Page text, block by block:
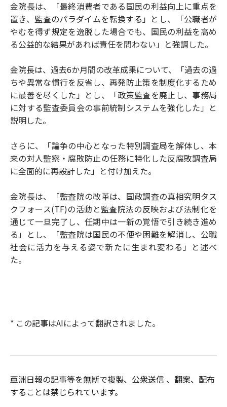
金院長は、「最終消費者である国民の利益向上に重点を
置き、監査のパラダイムを転換する」とし、「公職者が
やむを得ず規定を逸脱した場合でも、国民の利益を高め
る公益的な結果があれば責任を問わない」と強調した。
金院長は、過去6か月間の改革成果について、「過去の過
ちや異常な慣行を反省し、再発防止策を制度化するため
に最善を尽くした」とし、「政策監査を廃止し、事務局
に対する監査委員会の事前統制システムを強化した」と
説明した。
さらに、「論争の中心となった特別調査局を解体し、本
来の対人監察・腐敗防止の任務に特化した反腐敗調査局
に全面的に再設計した」と付け加えた。
金院長は、「監査院の改革は、国政調査の真相究明タス
クフォース(TF)の活動と監査院法の反映および法制化を
通じて一旦完了し、任期中は一新の覚悟で引き続き進め
る」とし、「監査院は国民の不便や困難を解消し、公職
社会に活力を与える姿で新たに生まれ変わる」と述べ
た。
* この記事はAIによって翻訳されました。
亜洲日報の記事等を無断で複製、公衆送信 、翻案、配布
することは禁じられています。